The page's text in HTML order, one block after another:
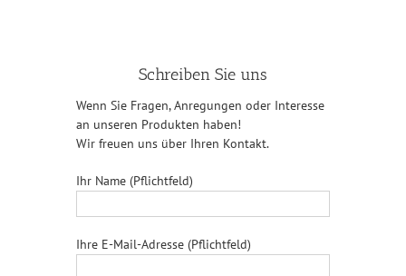
Schreiben Sie uns
Wenn Sie Fragen, Anregungen oder Interesse
an unseren Produkten haben!
Wir freuen uns über Ihren Kontakt.
Ihr Name (Pflichtfeld)
Ihre E-Mail-Adresse (Pflichtfeld)